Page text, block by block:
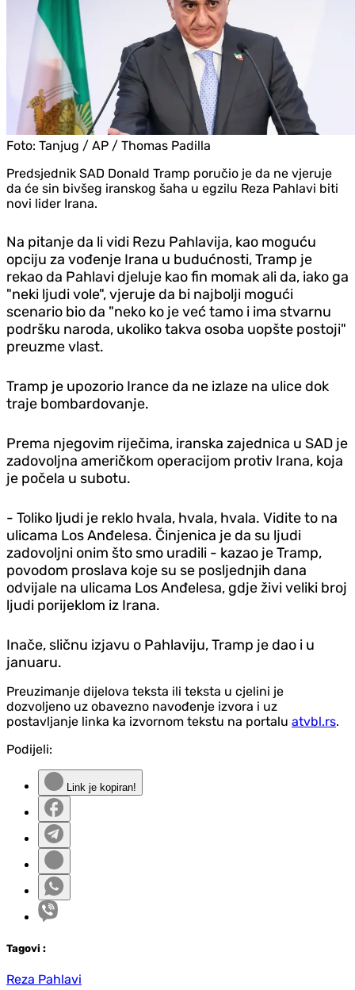
Foto: Tanjug / AP / Thomas Padilla
Predsjednik SAD Donald Tramp poručio je da ne vjeruje
da će sin bivšeg iranskog šaha u egzilu Reza Pahlavi biti
novi lider Irana.
Na pitanje da li vidi Rezu Pahlavija, kao moguću
opciju za vođenje Irana u budućnosti, Tramp je
rekao da Pahlavi djeluje kao fin momak ali da, iako ga
"neki ljudi vole", vjeruje da bi najbolji mogući
scenario bio da "neko ko je već tamo i ima stvarnu
podršku naroda, ukoliko takva osoba uopšte postoji"
preuzme vlast.
Tramp je upozorio Irance da ne izlaze na ulice dok
traje bombardovanje.
Prema njegovim riječima, iranska zajednica u SAD je
zadovoljna američkom operacijom protiv Irana, koja
je počela u subotu.
- Toliko ljudi je reklo hvala, hvala, hvala. Vidite to na
ulicama Los Anđelesa. Činjenica je da su ljudi
zadovoljni onim što smo uradili - kazao je Tramp,
povodom proslava koje su se posljednjih dana
odvijale na ulicama Los Anđelesa, gdje živi veliki broj
ljudi porijeklom iz Irana.
Inače, sličnu izjavu o Pahlaviju, Tramp je dao i u
januaru.
Preuzimanje dijelova teksta ili teksta u cjelini je
dozvoljeno uz obavezno navođenje izvora i uz
postavljanje linka ka izvornom tekstu na portalu atvbl.rs.
Podijeli:
Link je kopiran!
Tagovi :
Reza Pahlavi